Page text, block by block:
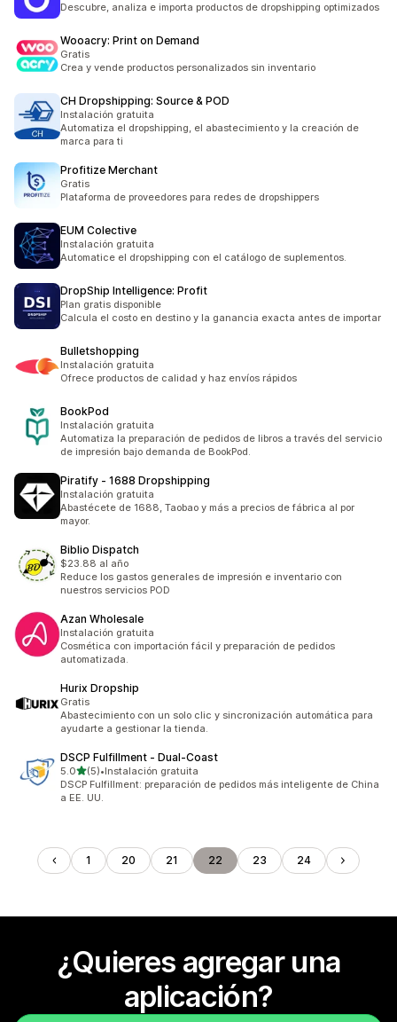
Descubre, analiza e importa productos de dropshipping optimizados
Wooacry: Print on Demand
Gratis
Crea y vende productos personalizados sin inventario
CH Dropshipping: Source & POD
Instalación gratuita
Automatiza el dropshipping, el abastecimiento y la creación de
marca para ti
Profitize Merchant
Gratis
Plataforma de proveedores para redes de dropshippers
EUM Colective
Instalación gratuita
Automatice el dropshipping con el catálogo de suplementos.
DropShip Intelligence: Profit
Plan gratis disponible
Calcula el costo en destino y la ganancia exacta antes de importar
Bulletshopping
Instalación gratuita
Ofrece productos de calidad y haz envíos rápidos
BookPod
Instalación gratuita
Automatiza la preparación de pedidos de libros a través del servicio
de impresión bajo demanda de BookPod.
Piratify ‑ 1688 Dropshipping
Instalación gratuita
Abastécete de 1688, Taobao y más a precios de fábrica al por
mayor.
Biblio Dispatch
$23.88 al año
Reduce los gastos generales de impresión e inventario con
nuestros servicios POD
Azan Wholesale
Instalación gratuita
Cosmética con importación fácil y preparación de pedidos
automatizada.
Hurix Dropship
Gratis
Abastecimiento con un solo clic y sincronización automática para
ayudarte a gestionar la tienda.
DSCP Fulfillment ‑ Dual‑Coast
5.0de 5 estrellas
(5)
5 reseñas en total
•Instalación gratuita
DSCP Fulfillment: preparación de pedidos más inteligente de China
a EE. UU.
1 20 21 22 23 24
¿Quieres agregar una
aplicación?